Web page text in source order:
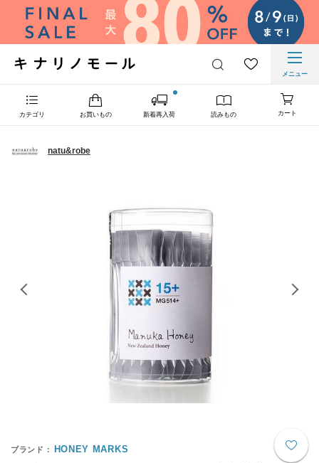
メニュー
カテゴリ お買いもの 新着再入荷 読みもの カート
natu&robe
HONEY MARKS